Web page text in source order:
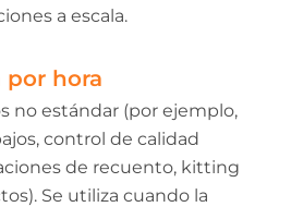
a escala.
por hora
no estándar (por ejemplo,
control de calidad
de recuento, kitting
Se utiliza cuando la